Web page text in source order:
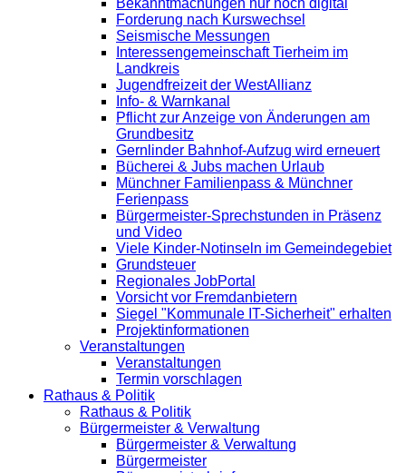
Bekanntmachungen nur noch digital
Forderung nach Kurswechsel
Seismische Messungen
Interessengemeinschaft Tierheim im
Landkreis
Jugendfreizeit der WestAllianz
Info- & Warnkanal
Pflicht zur Anzeige von Änderungen am
Grundbesitz
Gernlinder Bahnhof-Aufzug wird erneuert
Bücherei & Jubs machen Urlaub
Münchner Familienpass & Münchner
Ferienpass
Bürgermeister-Sprechstunden in Präsenz
und Video
Viele Kinder-Notinseln im Gemeindegebiet
Grundsteuer
Regionales JobPortal
Vorsicht vor Fremdanbietern
Siegel "Kommunale IT-Sicherheit" erhalten
Projektinformationen
Veranstaltungen
Veranstaltungen
Termin vorschlagen
Rathaus & Politik
Rathaus & Politik
Bürgermeister & Verwaltung
Bürgermeister & Verwaltung
Bürgermeister